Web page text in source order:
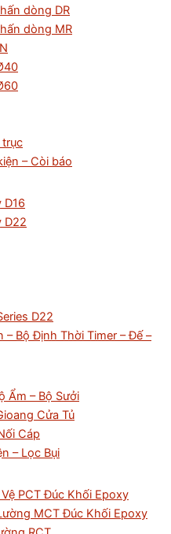
dòng DR
dòng MR
trục
– Còi báo
D16
D22
D22
– Bộ Định Thời Timer – Đế –
Ẩm – Bộ Sưởi
Cửa Tủ
Cáp
– Lọc Bụi
PCT Đúc Khối Epoxy
MCT Đúc Khối Epoxy